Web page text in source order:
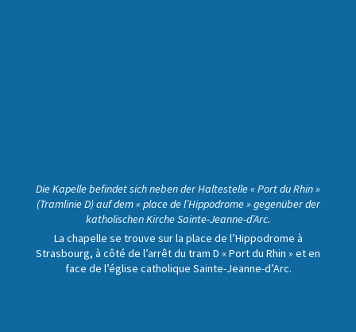
Die Kapelle befindet sich neben der Haltestelle « Port du Rhin »
(Tramlinie D) auf dem « place de l’Hippodrome » gegenüber der
katholischen Kirche Sainte-Jeanne-d’Arc.
La chapelle se trouve sur la place de l’Hippodrome à
Strasbourg, à côté de l’arrêt du tram D « Port du Rhin » et en
face de l’église catholique Sainte-Jeanne-d’Arc.